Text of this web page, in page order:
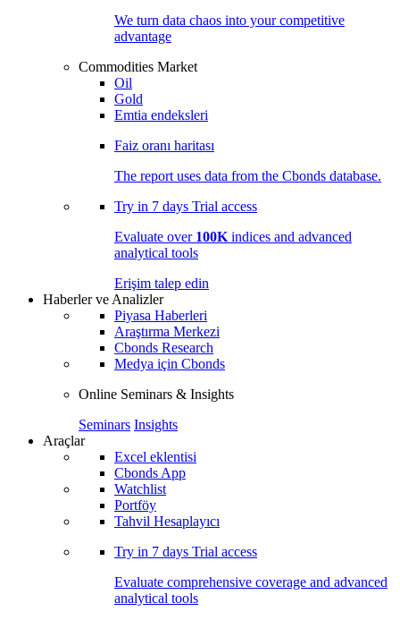
We turn data chaos into your competitive
advantage
Commodities Market
Oil
Gold
Emtia endeksleri
Faiz oranı haritası
The report uses data from the Cbonds database.
Try in 7 days Trial access
Evaluate over 100K indices and advanced
analytical tools
Erişim talep edin
Haberler ve Analizler
Piyasa Haberleri
Araştırma Merkezi
Cbonds Research
Medya için Cbonds
Online Seminars & Insights
Seminars Insights
Araçlar
Excel eklentisi
Cbonds App
Watchlist
Portföy
Tahvil Hesaplayıcı
Try in 7 days Trial access
Evaluate comprehensive coverage and advanced
analytical tools